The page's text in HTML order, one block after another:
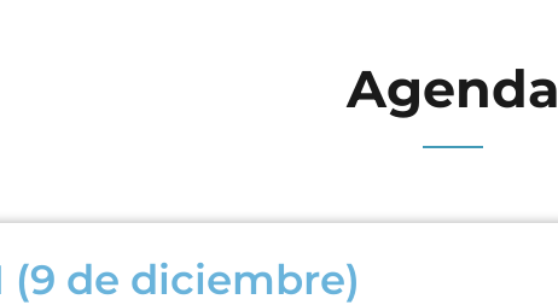
Agenda
(9 de diciembre)